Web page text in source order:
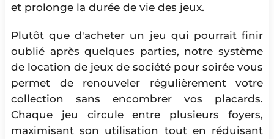
et prolonge la durée de vie des jeux.
Plutôt que d'acheter un jeu qui pourrait finir
oublié après quelques parties, notre système
de location de jeux de société pour soirée vous
permet de renouveler régulièrement votre
collection sans encombrer vos placards.
Chaque jeu circule entre plusieurs foyers,
maximisant son utilisation tout en réduisant